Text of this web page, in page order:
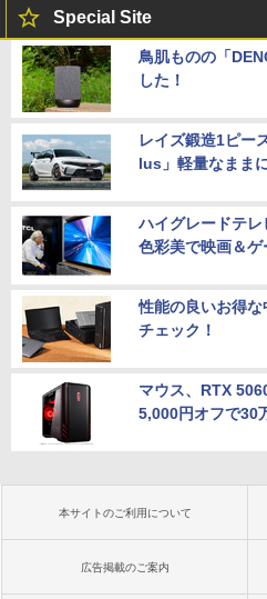
Special Site
鳥肌ものの「
した！
レイズ鍛造1ピー
lus」軽量なまま
ハイグレードテ
色彩美で映画＆
性能の良いお得
チェック！
マウス、RTX
5,000円オフで30
本サイトのご利用について
広告掲載のご案内